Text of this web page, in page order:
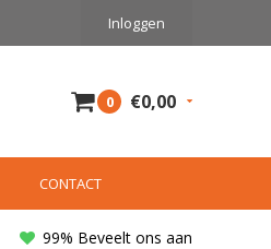
Inloggen
0 €0,00
CONTACT
99% Beveelt ons aan